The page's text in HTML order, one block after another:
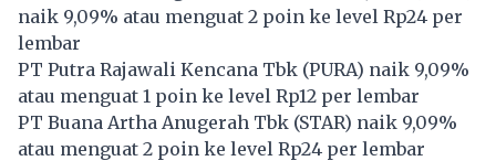
naik 9,09% atau menguat 2 poin ke level Rp24 per
lembar
PT Putra Rajawali Kencana Tbk (PURA) naik 9,09%
atau menguat 1 poin ke level Rp12 per lembar
PT Buana Artha Anugerah Tbk (STAR) naik 9,09%
atau menguat 2 poin ke level Rp24 per lembar